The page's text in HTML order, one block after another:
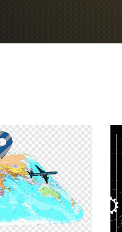
с
ID-8